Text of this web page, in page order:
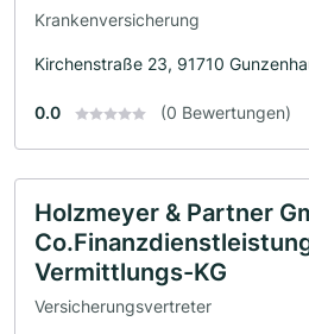
Krankenversicherung
Kirchenstraße 23, 91710
0.0 (0 Bewertungen)
Holzmeyer & Partner
Vermittlungs-KG
Versicherungsvertreter